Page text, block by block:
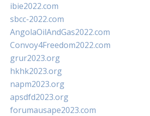
ibie2022.com
sbcc-2022.com
AngolaOilAndGas2022.com
Convoy4Freedom2022.com
grur2023.org
hkhk2023.org
napm2023.org
apsdfd2023.org
forumausape2023.com